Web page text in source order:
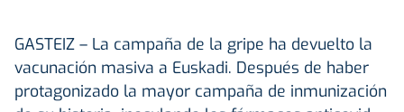
GASTEIZ – La campaña de la gripe ha devuelto la
vacunación masiva a Euskadi. Después de haber
protagonizado la mayor campaña de inmunización